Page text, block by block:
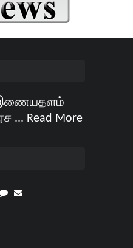
... Read More